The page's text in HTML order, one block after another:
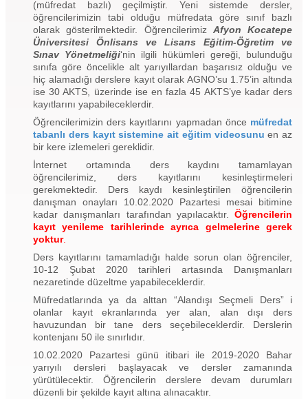
(müfredat bazlı) geçilmiştir. Yeni sistemde dersler,
öğrencilerimizin tabi olduğu müfredata göre sınıf bazlı
olarak gösterilmektedir. Öğrencilerimiz Afyon Kocatepe
Üniversitesi Önlisans ve Lisans Eğitim-Öğretim ve
Sınav Yönetmeliği‘nin ilgili hükümleri gereği, bulunduğu
sınıfa göre öncelikle alt yarıyıllardan başarısız olduğu ve
hiç alamadığı derslere kayıt olarak AGNO’su 1.75’in altında
ise 30 AKTS, üzerinde ise en fazla 45 AKTS’ye kadar ders
kayıtlarını yapabileceklerdir.
Öğrencilerimizin ders kayıtlarını yapmadan önce müfredat
tabanlı ders kayıt sistemine ait eğitim videosunu en az
bir kere izlemeleri gereklidir.
İnternet ortamında ders kaydını tamamlayan
öğrencilerimiz, ders kayıtlarını kesinleştirmeleri
gerekmektedir. Ders kaydı kesinleştirilen öğrencilerin
danışman onayları 10.02.2020 Pazartesi mesai bitimine
kadar danışmanları tarafından yapılacaktır. Öğrencilerin
kayıt yenileme tarihlerinde ayrıca gelmelerine gerek
yoktur.
Ders kayıtlarını tamamladığı halde sorun olan öğrenciler,
10-12 Şubat 2020 tarihleri artasında Danışmanları
nezaretinde düzeltme yapabileceklerdir.
Müfredatlarında ya da alttan “Alandışı Seçmeli Ders” i
olanlar kayıt ekranlarında yer alan, alan dışı ders
havuzundan bir tane ders seçebileceklerdir. Derslerin
kontenjanı 50 ile sınırlıdır.
10.02.2020 Pazartesi günü itibari ile 2019-2020 Bahar
yarıyılı dersleri başlayacak ve dersler zamanında
yürütülecektir. Öğrencilerin derslere devam durumları
düzenli bir şekilde kayıt altına alınacaktır.